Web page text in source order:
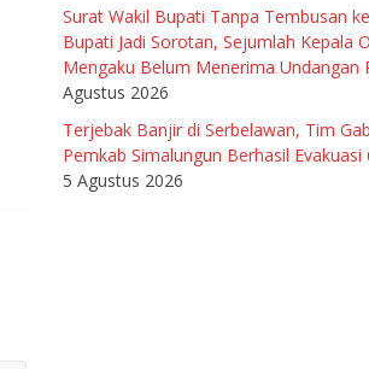
Surat Wakil Bupati Tanpa Tembusan
Bupati Jadi Sorotan, Sejumlah Kepala
Mengaku Belum Menerima Undangan
Agustus 2026
Terjebak Banjir di Serbelawan, Tim
Pemkab Simalungun Berhasil Evakuasi
5 Agustus 2026